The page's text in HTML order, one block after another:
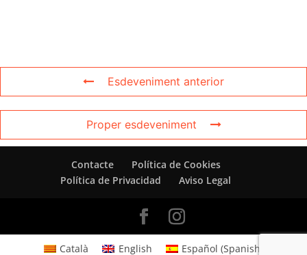
Esdeveniment anterior
Proper esdeveniment
Contacte
Política de Cookies
Política de Privacidad
Aviso Legal
Català English Español (Spanish